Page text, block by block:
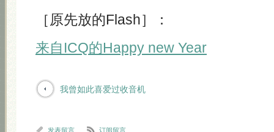
［原先放的Flash］：
来自ICQ的Happy new Year
我曾如此喜爱过收音机
发表留言 订阅留言